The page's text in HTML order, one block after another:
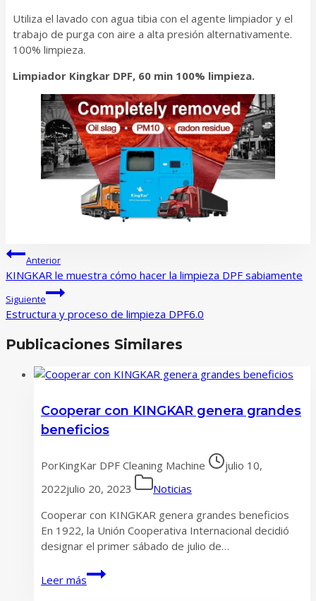
Utiliza el lavado con agua tibia con el agente limpiador y el
trabajo de purga con aire a alta presión alternativamente.
100% limpieza.
Limpiador Kingkar DPF, 60 min 100% limpieza.
Navegación
de
entradas
Anterior
KINGKAR le muestra cómo hacer la limpieza DPF sabiamente
Siguiente
Estructura y proceso de limpieza DPF6.0
Publicaciones Similares
Cooperar con KINGKAR genera grandes
beneficios
PorKingKar DPF Cleaning Machine
julio 10,
2022julio 20, 2023
Noticias
Cooperar con KINGKAR genera grandes beneficios
En 1922, la Unión Cooperativa Internacional decidió
designar el primer sábado de julio de…
Leer más
Cooperar
con